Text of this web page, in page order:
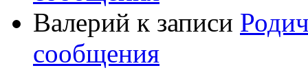
Валерий к записи
сообщения